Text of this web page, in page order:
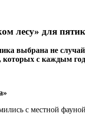
лесу» для
выбрана не
с каждым
с местной